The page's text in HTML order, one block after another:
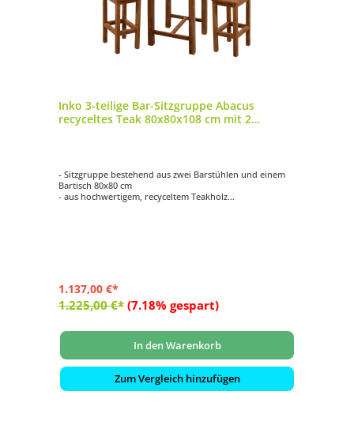
Inko 3-teilige Bar-Sitzgruppe Abacus
recyceltes Teak 80x80x108 cm mit 2
- Sitzgruppe bestehend aus zwei Barstühlen und einem
Bartisch 80x80 cm
- aus hochwertigem, recyceltem Teakholz
1.137,00 €*
1.225,00 €* (7.18% gespart)
In den Warenkorb
Zum Vergleich hinzufügen